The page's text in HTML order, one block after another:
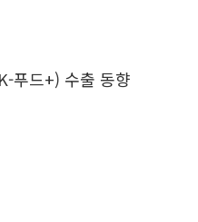
푸드+) 수출 동향